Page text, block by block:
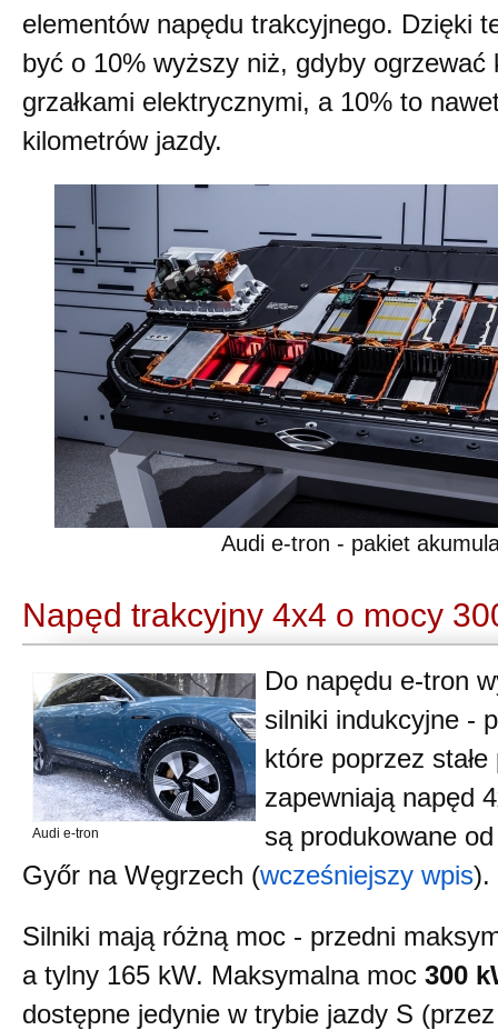
elementów napędu trakcyjnego. Dzięki
być o 10% wyższy niż, gdyby ogrzewać
grzałkami elektrycznymi, a 10% to
kilometrów jazdy.
Audi e-tron - pakiet
Napęd trakcyjny 4x4 o mocy
Audi e-tron
Do napędu e-tron
silniki indukcyjne -
które poprzez stałe
zapewniają napęd
są produkowane
Győr na Węgrzech (wcześniejszy wpis).
Silniki mają różną moc - przedni
a tylny 165 kW. Maksymalna moc 300
dostępne jedynie w trybie jazdy S